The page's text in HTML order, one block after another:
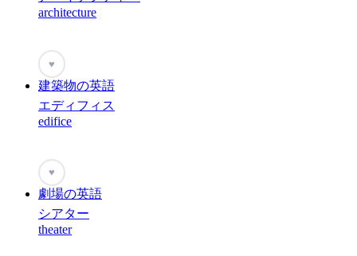
architecture
♥
建築物の英語
エディフィス
edifice
♥
劇場の英語
シアター
theater